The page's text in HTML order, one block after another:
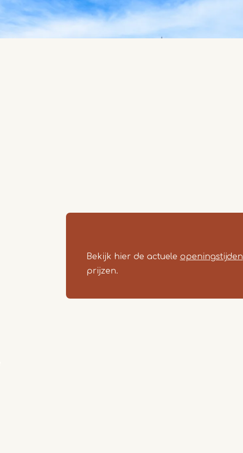
Bekijk hier de actuele openingstijden
prijzen.